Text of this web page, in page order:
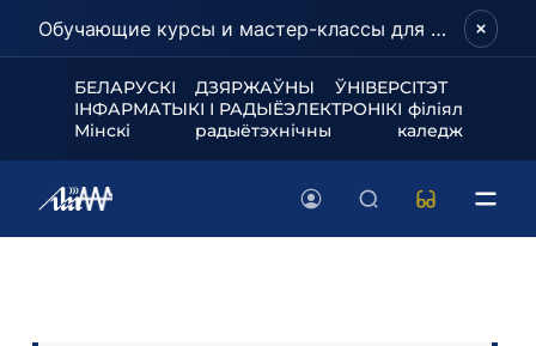
Обучающие курсы и мастер-классы для школьников и абитуриентов!
БЕЛАРУСКІ ДЗЯРЖАЎНЫ ЎНІВЕРСІТЭТ
ІНФАРМАТЫКІ І РАДЫЁЭЛЕКТРОНІКІ філіял
Мінскі радыётэхнічны каледж